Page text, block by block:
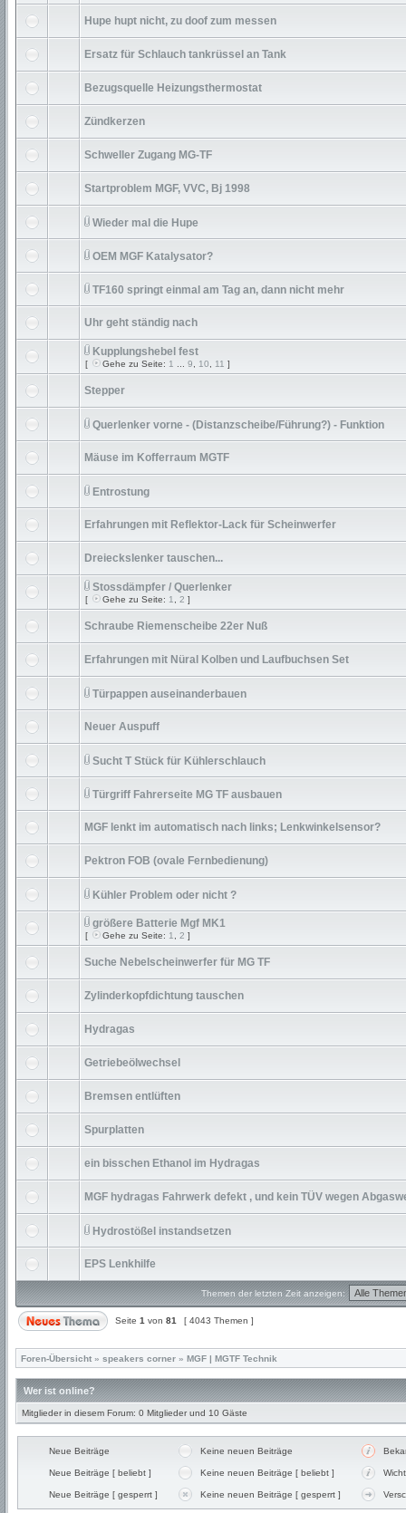
Hupe hupt nicht, zu doof zum messen
Ersatz für Schlauch tankrüssel an Tank
Bezugsquelle Heizungsthermostat
Zündkerzen
Schweller Zugang MG-TF
Startproblem MGF, VVC, Bj 1998
Wieder mal die Hupe
OEM MGF Katalysator?
TF160 springt einmal am Tag an, dann nicht mehr
Uhr geht ständig nach
Kupplungshebel fest
[ Gehe zu Seite: 1 9 10 11 ]
Stepper
Querlenker vorne - (Distanzscheibe/Führung?) - Funktion
Mäuse im Kofferraum MGTF
Entrostung
Erfahrungen mit Reflektor-Lack für Scheinwerfer
Dreieckslenker tauschen...
Stossdämpfer / Querlenker
[ Gehe zu Seite: 1 2 ]
Schraube Riemenscheibe 22er Nuß
Erfahrungen mit Nüral Kolben und Laufbuchsen Set
Türpappen auseinanderbauen
Neuer Auspuff
Sucht T Stück für Kühlerschlauch
Türgriff Fahrerseite MG TF ausbauen
MGF lenkt im automatisch nach links; Lenkwinkelsensor?
Pektron FOB (ovale Fernbedienung)
Kühler Problem oder nicht ?
größere Batterie Mgf MK1
[ Gehe zu Seite: 1 2 ]
Suche Nebelscheinwerfer für MG TF
Zylinderkopfdichtung tauschen
Hydragas
Getriebeölwechsel
Bremsen entlüften
Spurplatten
ein bisschen Ethanol im Hydragas
MGF hydragas Fahrwerk defekt , und kein TÜV wegen
Hydrostößel instandsetzen
EPS Lenkhilfe
Themen der letzten Zeit anzeigen:
Seite 1 von 81 [ 4043 Themen ]
Foren-Übersicht » speakers corner » MGF | MGTF Technik
Wer ist online?
Mitglieder in diesem Forum: 0 Mitglieder und 10 Gäste
Neue Beiträge Keine neuen Beiträge
Neue Beiträge [ beliebt ] Keine neuen Beiträge [ beliebt ]
Neue Beiträge [ gesperrt ] Keine neuen Beiträge [ gesperrt ]